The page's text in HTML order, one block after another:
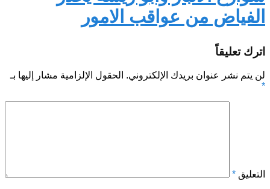
الفياض من عواقب الامور
اترك تعليقاً
لن يتم نشر عنوان بريدك الإلكتروني. الحقول الإلزامية مشار إليها بـ
*
التعليق *